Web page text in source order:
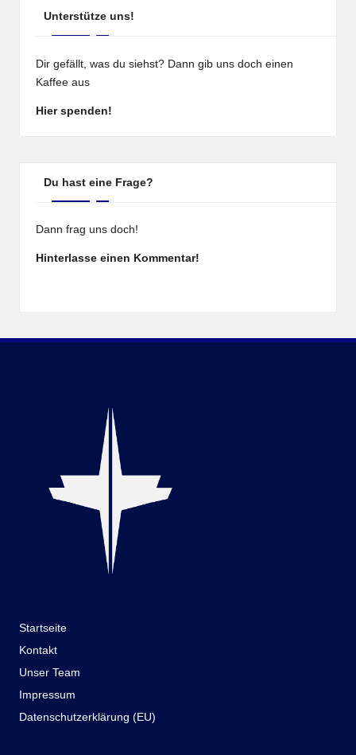
Unterstütze uns!
Dir gefällt, was du siehst? Dann gib uns doch einen
Kaffee aus
Hier spenden!
Du hast eine Frage?
Dann frag uns doch!
Hinterlasse einen Kommentar!
Startseite
Kontakt
Unser Team
Impressum
Datenschutzerklärung (EU)